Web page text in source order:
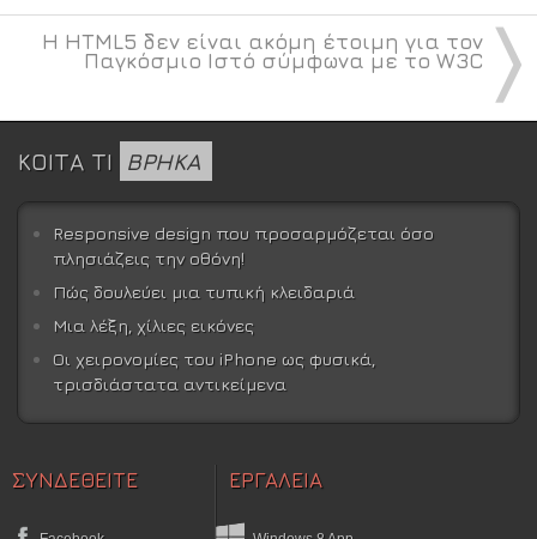
〉
Η HTML5 δεν είναι ακόμη έτοιμη για τον
Παγκόσμιο Ιστό σύμφωνα με το W3C
ΚΟΙΤΑ ΤΙ ΒΡΗΚΑ
Responsive design που προσαρμόζεται όσο
πλησιάζεις την οθόνη!
Πώς δουλεύει μια τυπική κλειδαριά
Μια λέξη, χίλιες εικόνες
Οι χειρονομίες του iPhone ως φυσικά,
τρισδιάστατα αντικείμενα
ΣΥΝΔΕΘΕΙΤΕ ΕΡΓΑΛΕΙΑ